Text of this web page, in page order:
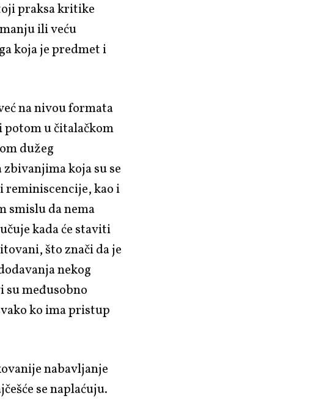
praksa kritike
ili veću
koja je predmet i
na nivou formata
potom u čitalačkom
dužeg
koja su se
reminiscencije, kao i
smislu da nema
kada će staviti
što znači da je
nekog
međusobno
ko ima pristup
nabavljanje
se naplaćuju.